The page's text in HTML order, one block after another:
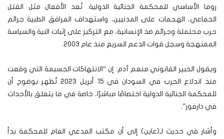
روما الأساسي للمحكمة الجنائية الدولية. تُعد الأفعال مثل القتل
الجماعي، الهجمات على المدنيين، واستهداف المرافق الطبية جرائم
حرب محتملة وجرائم ضد الإنسانية، مع التركيز على إثبات النية والسياسة
الممنهجة وسجل قوات الدعم السريع منذ عام 2003.
ويقول الخبير القانوني منعم آدم: إن “الانتهاكات الجسيمة التي وقعت
منذ اندلاع الحرب في السودان في 15 أبريل 2023 تُظهر بوضوح أن
للمحكمة الجنائية الدولية اختصاصًا مباشرًا، خاصة في ما يتعلق بالأحداث
في دارفور”.
وأشار في حديث لـ(عاين) إلى أن مكتب المدعي العام للمحكمة بدأ